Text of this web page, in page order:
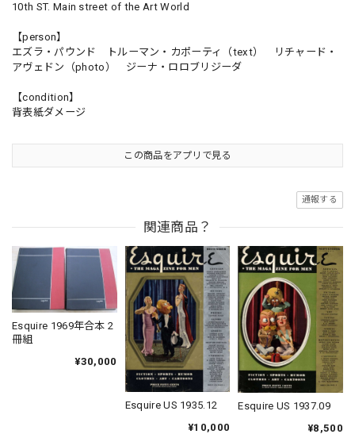
10th ST. Main street of the Art World
【person】
エズラ・パウンド トルーマン・カポーティ（text） リチャード・
アヴェドン（photo） ジーナ・ロロブリジーダ
【condition】
背表紙ダメージ
この商品をアプリで見る
通報する
関連商品？
Esquire 1969年合本 2
冊組
¥30,000
Esquire US 1935.12
¥10,000
Esquire US 1937.09
¥8,500